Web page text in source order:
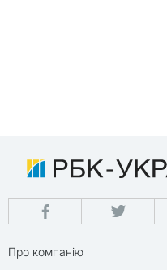
Про компанію